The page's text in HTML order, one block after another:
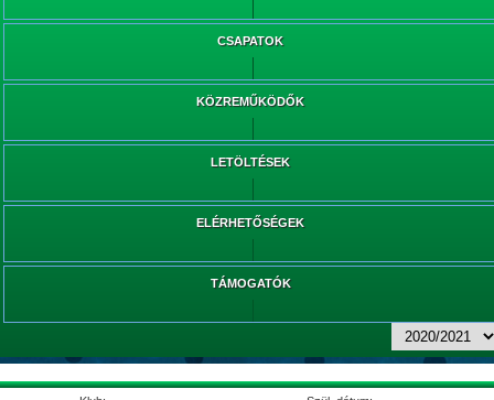
CSAPATOK
KÖZREMŰKÖDŐK
LETÖLTÉSEK
ELÉRHETŐSÉGEK
TÁMOGATÓK